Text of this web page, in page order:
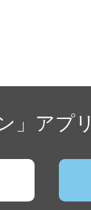
」アプ